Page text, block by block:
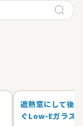
遮熱窓にして後
ぐLow-Eガラス